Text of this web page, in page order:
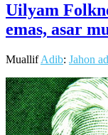
Uilyam
emas, asar
MuallifAdib: Jahon